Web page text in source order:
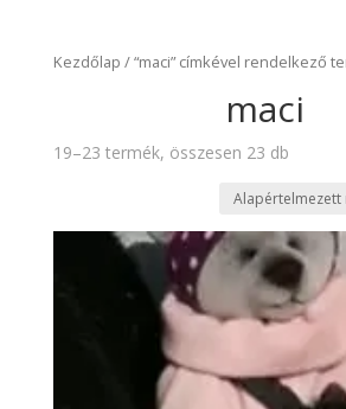
Kezdőlap /“maci” címkével rendelkező
maci
19–23 termék, összesen 23 db